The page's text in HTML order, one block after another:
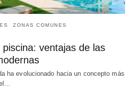
ZONAS COMUNES
ventajas de las
ha evolucionado hacia un concepto más